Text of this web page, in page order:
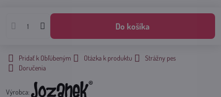
Do košíka
Pridať k Obľúbeným Otázka k produktu
Strážny pes
Doručenia
Výrobca: